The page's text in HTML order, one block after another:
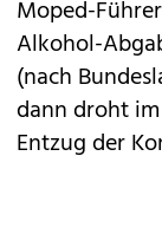
Moped-
Alkohol-
(nach
dann droht
Entzug der